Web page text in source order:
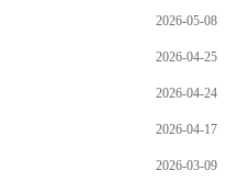
2026-05-08
2026-04-25
2026-04-24
2026-04-17
2026-03-09